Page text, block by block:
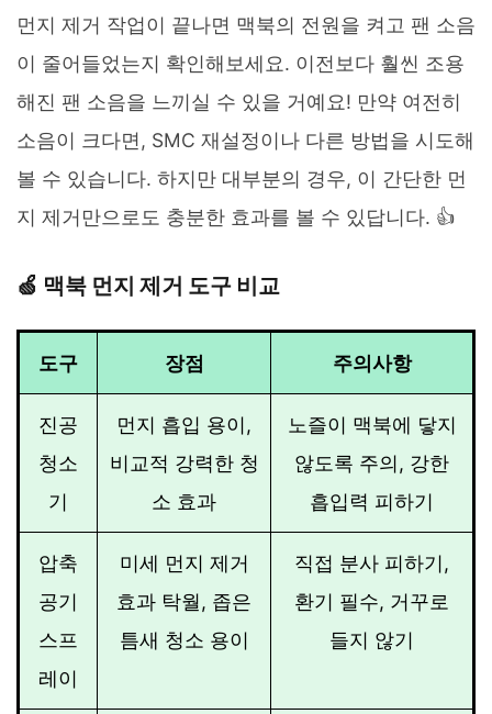
먼지 제거 작업이 끝나면 맥북의 전원을 켜고 팬 소음
이 줄어들었는지 확인해보세요. 이전보다 훨씬 조용
해진 팬 소음을 느끼실 수 있을 거예요! 만약 여전히
소음이 크다면, SMC 재설정이나 다른 방법을 시도해
볼 수 있습니다. 하지만 대부분의 경우, 이 간단한 먼
지 제거만으로도 충분한 효과를 볼 수 있답니다. 👍
🍏 맥북 먼지 제거 도구 비교
도구 장점 주의사항
진공
청소
기
먼지 흡입 용이,
비교적 강력한 청
소 효과
노즐이 맥북에 닿지
않도록 주의, 강한
흡입력 피하기
압축
공기
스프
레이
미세 먼지 제거
효과 탁월, 좁은
틈새 청소 용이
직접 분사 피하기,
환기 필수, 거꾸로
들지 않기